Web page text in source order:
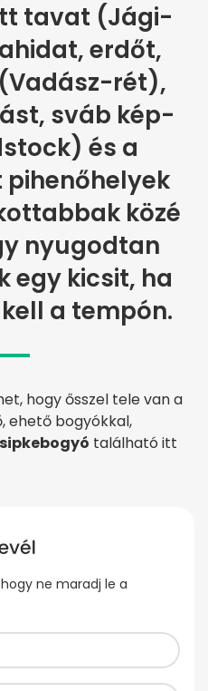
tavat (Jági-
erdőt,
rét),
sváb kép-
és a
közé
nyugodtan
egy kicsit, ha
a tempón.
hogy ősszel tele van a
ehető bogyókkal,
található itt
ne maradj le a